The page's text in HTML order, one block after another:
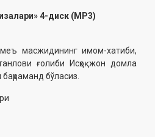
4-диск (МР3)
масжидининг имом-хатиби,
ғолиби Исҳоқжон домла
бўласиз.